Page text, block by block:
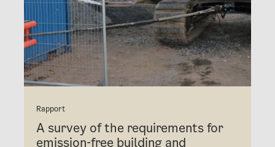
Rapport
A survey of the requirements for
emission-free building and